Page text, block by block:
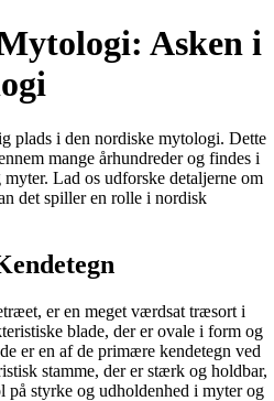
Asken i
plads i den nordiske mytologi. Dette
mange århundreder og findes i
Lad os udforske detaljerne om
det spiller en rolle i nordisk
er en meget værdsat træsort i
blade, der er ovale i form og
er en af de primære kendetegn ved
stamme, der er stærk og holdbar,
styrke og udholdenhed i myter og